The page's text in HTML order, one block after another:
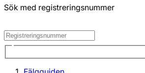
Sök med registreringsnummer